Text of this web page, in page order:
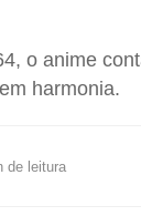
o anime
harmonia.
de leitura